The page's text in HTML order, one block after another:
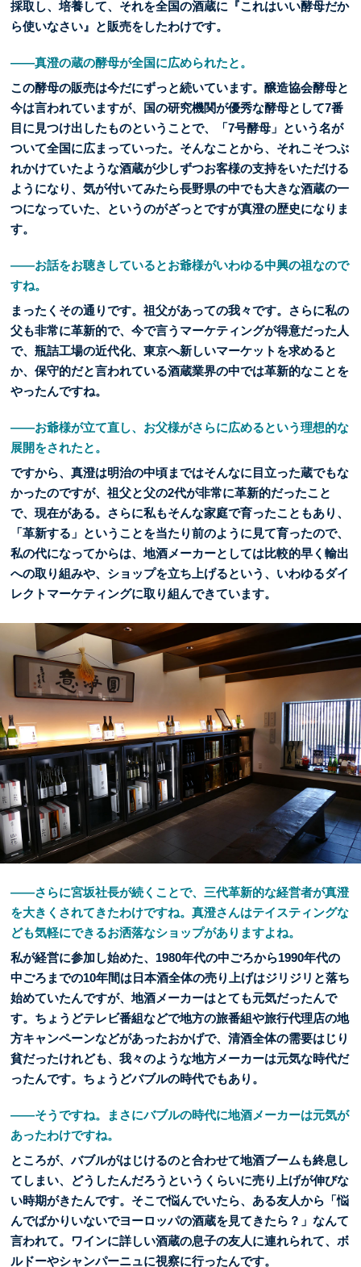
採取し、培養して、それを全国の酒蔵に『これはいい酵母だか
ら使いなさい』と販売をしたわけです。
――真澄の蔵の酵母が全国に広められたと。
この酵母の販売は今だにずっと続いています。醸造協会酵母と
今は言われていますが、国の研究機関が優秀な酵母として7番
目に見つけ出したものということで、「7号酵母」という名が
ついて全国に広まっていった。そんなことから、それこそつぶ
れかけていたような酒蔵が少しずつお客様の支持をいただける
ようになり、気が付いてみたら長野県の中でも大きな酒蔵の一
つになっていた、というのがざっとですが真澄の歴史になりま
す。
――お話をお聴きしているとお爺様がいわゆる中興の祖なので
すね。
まったくその通りです。祖父があっての我々です。さらに私の
父も非常に革新的で、今で言うマーケティングが得意だった人
で、瓶詰工場の近代化、東京へ新しいマーケットを求めると
か、保守的だと言われている酒蔵業界の中では革新的なことを
やったんですね。
――お爺様が立て直し、お父様がさらに広めるという理想的な
展開をされたと。
ですから、真澄は明治の中頃まではそんなに目立った蔵でもな
かったのですが、祖父と父の2代が非常に革新的だったこと
で、現在がある。さらに私もそんな家庭で育ったこともあり、
「革新する」ということを当たり前のように見て育ったので、
私の代になってからは、地酒メーカーとしては比較的早く輸出
への取り組みや、ショップを立ち上げるという、いわゆるダイ
レクトマーケティングに取り組んできています。
――さらに宮坂社長が続くことで、三代革新的な経営者が真澄
を大きくされてきたわけですね。真澄さんはテイスティングな
ども気軽にできるお洒落なショップがありますよね。
私が経営に参加し始めた、1980年代の中ごろから1990年代の
中ごろまでの10年間は日本酒全体の売り上げはジリジリと落ち
始めていたんですが、地酒メーカーはとても元気だったんで
す。ちょうどテレビ番組などで地方の旅番組や旅行代理店の地
方キャンペーンなどがあったおかげで、清酒全体の需要はじり
貧だったけれども、我々のような地方メーカーは元気な時代だ
ったんです。ちょうどバブルの時代でもあり。
――そうですね。まさにバブルの時代に地酒メーカーは元気が
あったわけですね。
ところが、バブルがはじけるのと合わせて地酒ブームも終息し
てしまい、どうしたんだろうというくらいに売り上げが伸びな
い時期がきたんです。そこで悩んでいたら、ある友人から「悩
んでばかりいないでヨーロッパの酒蔵を見てきたら？」なんて
言われて。ワインに詳しい酒蔵の息子の友人に連れられて、ボ
ルドーやシャンパーニュに視察に行ったんです。